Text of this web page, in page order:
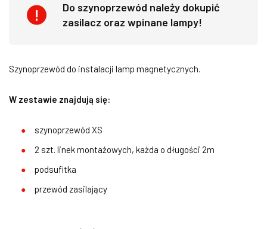
Do szynoprzewód należy dokupić
zasilacz oraz wpinane lampy!
Szynoprzewód do instalacji lamp magnetycznych.
W zestawie znajdują się:
szynoprzewód XS
2 szt. linek montażowych, każda o długości 2m
podsufitka
przewód zasilający